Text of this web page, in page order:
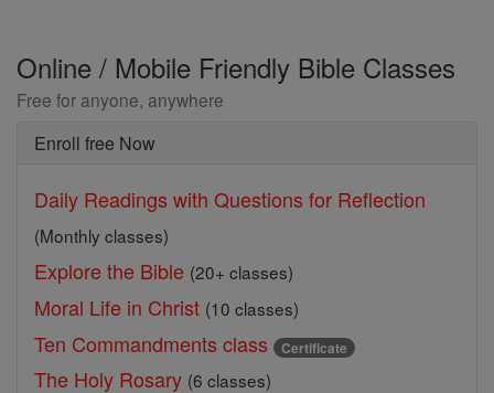
Online / Mobile Friendly Bible Classes
Free for anyone, anywhere
Enroll free Now
Daily Readings with Questions for Reflection
(Monthly classes)
Explore the Bible (20+ classes)
Moral Life in Christ (10 classes)
Ten Commandments class Certificate
The Holy Rosary (6 classes)